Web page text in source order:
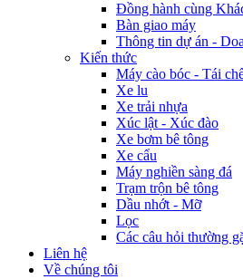
Đồng hành cùng
Bàn giao máy
Thông tin dự án -
Kiến thức
Máy cào bóc - Tái
Xe lu
Xe trải nhựa
Xúc lật - Xúc đào
Xe bơm bê tông
Xe cẩu
Máy nghiền sàng đá
Trạm trộn bê tông
Dầu nhớt - Mỡ
Lọc
Các câu hỏi thường
Liên hệ
Về chúng tôi